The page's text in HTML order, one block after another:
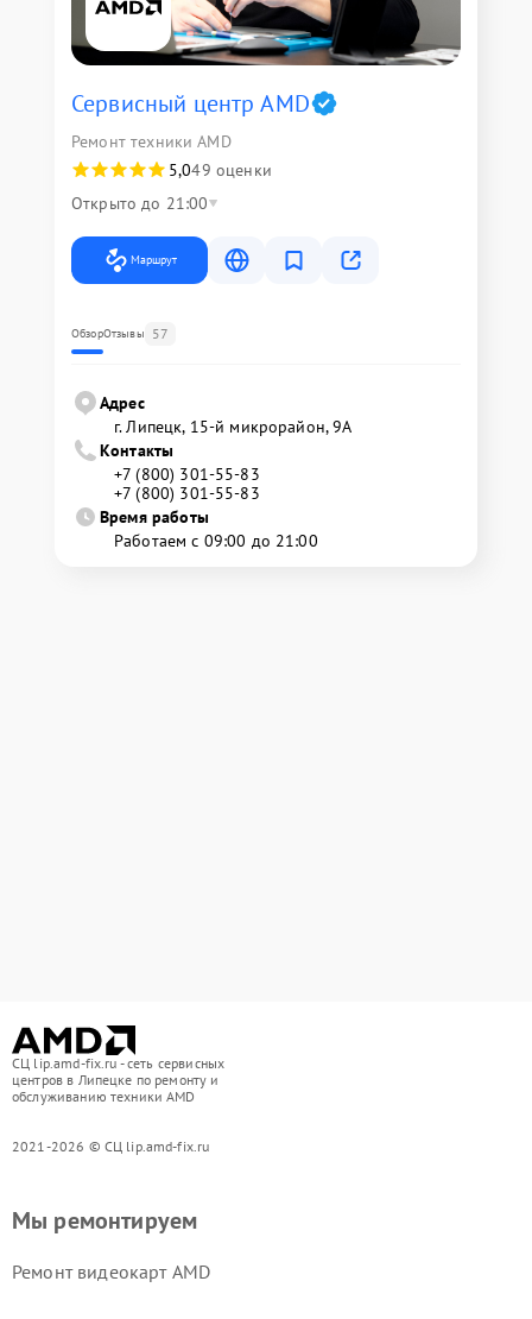
Сервисный центр AMD
Ремонт техники AMD
5,049 оценки
Открыто до 21:00
Маршрут
ОбзорОтзывы 57
Адрес
г. Липецк, 15-й микрорайон, 9А
Контакты
+7 (800) 301-55-83
+7 (800) 301-55-83
Время работы
Работаем с 09:00 до 21:00
СЦ lip.amd-fix.ru - сеть сервисных
центров в Липецке по ремонту и
обслуживанию техники AMD
2021-2026 © СЦ lip.amd-fix.ru
Мы ремонтируем
Ремонт видеокарт AMD